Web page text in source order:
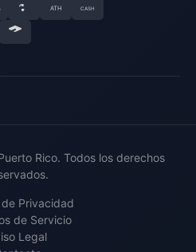
ATH CASH
Rico. Todos los derechos
Privacidad
de Servicio
Legal